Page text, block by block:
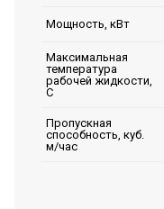
Мощность, кВт
Максимальная
температура
рабочей жидкости,
C
Пропускная
способность, куб.
м/час